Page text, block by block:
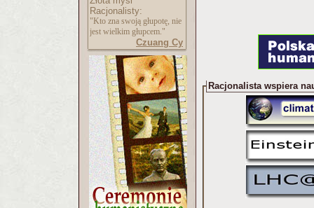
Racjonalisty:
"Kto zna swoją głupotę, nie
jest wielkim głupcem."
Czuang Cy
Racjonalista wspiera